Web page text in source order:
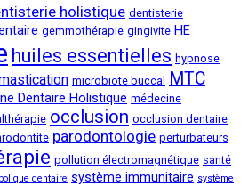
holistique dentisterie
gemmothérapie gingivite HE
huiles essentielles hypnose
microbiote buccal MTC
Dentaire Holistique médecine
occlusion occlusion dentaire
parodontologie perturbateurs
pollution électromagnétique santé
dentaire système immunitaire système